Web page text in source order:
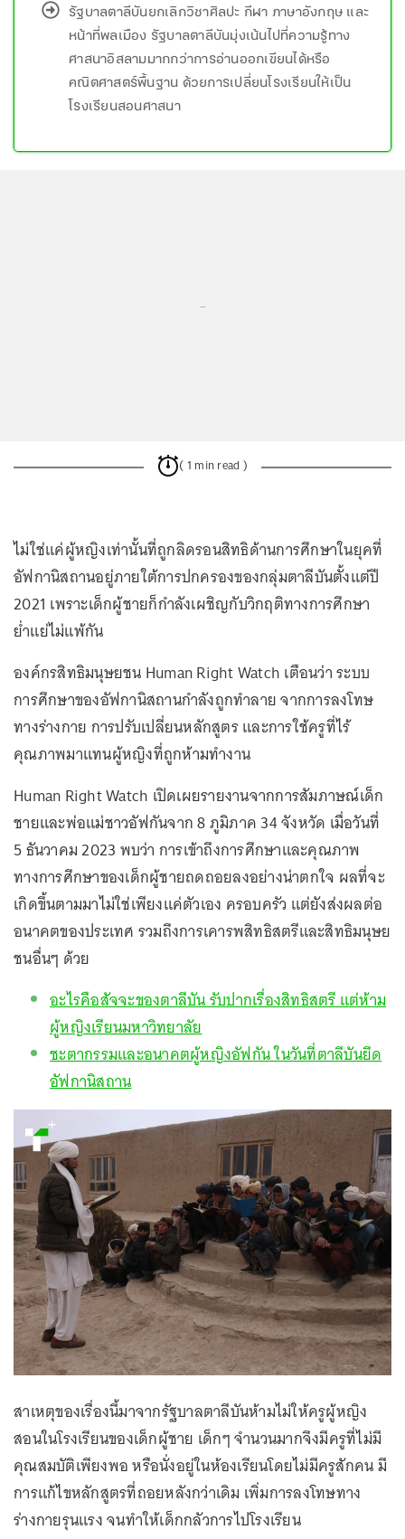
รัฐบาลตาลีบันยกเลิกวิชาศิลปะ กีฬา ภาษาอังกฤษ และ
หน้าที่พลเมือง รัฐบาลตาลีบันมุ่งเน้นไปที่ความรู้ทาง
ศาสนาอิสลามมากกว่าการอ่านออกเขียนได้หรือ
คณิตศาสตร์พื้นฐาน ด้วยการเปลี่ยนโรงเรียนให้เป็น
โรงเรียนสอนศาสนา
...
( 1 min read )
ไม่ใช่แค่ผู้หญิงเท่านั้นที่ถูกลิดรอนสิทธิด้านการศึกษาในยุคที่
อัฟกานิสถานอยู่ภายใต้การปกครองของกลุ่มตาลีบันตั้งแต่ปี
2021 เพราะเด็กผู้ชายก็กำลังเผชิญกับวิกฤติทางการศึกษา
ย่ำแย่ไม่แพ้กัน
องค์กรสิทธิมนุษยชน Human Right Watch เตือนว่า ระบบ
การศึกษาของอัฟกานิสถานกำลังถูกทำลาย จากการลงโทษ
ทางร่างกาย การปรับเปลี่ยนหลักสูตร และการใช้ครูที่ไร้
คุณภาพมาแทนผู้หญิงที่ถูกห้ามทำงาน
Human Right Watch เปิดเผยรายงานจากการสัมภาษณ์เด็ก
ชายและพ่อแม่ชาวอัฟกันจาก 8 ภูมิภาค 34 จังหวัด เมื่อวันที่
5 ธันวาคม 2023 พบว่า การเข้าถึงการศึกษาและคุณภาพ
ทางการศึกษาของเด็กผู้ชายถดถอยลงอย่างน่าตกใจ ผลที่จะ
เกิดขึ้นตามมาไม่ใช่เพียงแค่ตัวเอง ครอบครัว แต่ยังส่งผลต่อ
อนาคตของประเทศ รวมถึงการเคารพสิทธิสตรีและสิทธิมนุษย
ชนอื่นๆ ด้วย
อะไรคือสัจจะของตาลีบัน รับปากเรื่องสิทธิสตรี แต่ห้าม
ผู้หญิงเรียนมหาวิทยาลัย
ชะตากรรมและอนาคตผู้หญิงอัฟกัน ในวันที่ตาลีบันยึด
อัฟกานิสถาน
สาเหตุของเรื่องนี้มาจากรัฐบาลตาลีบันห้ามไม่ให้ครูผู้หญิง
สอนในโรงเรียนของเด็กผู้ชาย เด็กๆ จำนวนมากจึงมีครูที่ไม่มี
คุณสมบัติเพียงพอ หรือนั่งอยู่ในห้องเรียนโดยไม่มีครูสักคน มี
การแก้ไขหลักสูตรที่ถอยหลังกว่าเดิม เพิ่มการลงโทษทาง
ร่างกายรุนแรง จนทำให้เด็กกลัวการไปโรงเรียน